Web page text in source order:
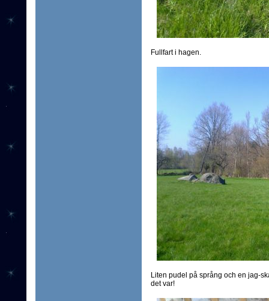
Fullfart i hagen.
Liten pudel på språng och en jag-
det var!